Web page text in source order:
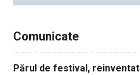
Comunicate
Părul de festival, reinventat